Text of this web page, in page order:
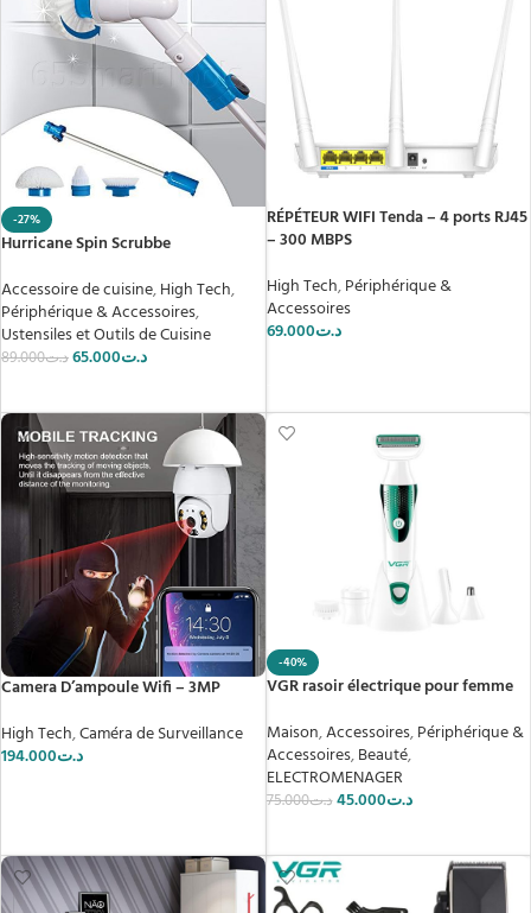
-27%
Hurricane Spin Scrubbe
Accessoire de cuisine,High Tech,
Périphérique & Accessoires,
Ustensiles et Outils de Cuisine
د.ت89.000 د.ت65.000
RÉPÉTEUR WIFI Tenda – 4 ports RJ45
– 300 MBPS
High Tech,Périphérique &
Accessoires
د.ت69.000
Camera D’ampoule Wifi – 3MP
High Tech,Caméra de Surveillance
د.ت194.000
-40%
VGR rasoir électrique pour femme
Maison,Accessoires,Périphérique &
Accessoires,Beauté,
ELECTROMENAGER
د.ت75.000 د.ت45.000